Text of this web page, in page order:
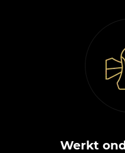
Werkt